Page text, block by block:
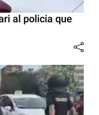
al policia que